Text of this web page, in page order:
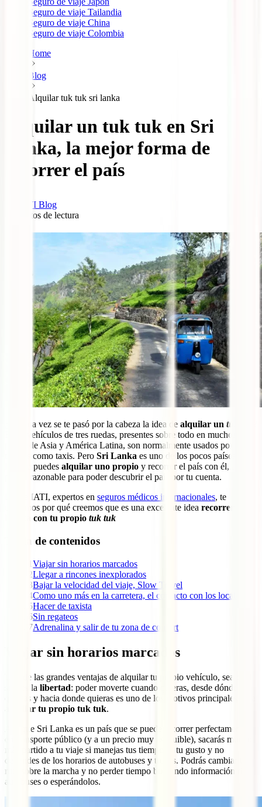
Seguro de viaje Tailandia
Seguro de viaje China
Seguro de viaje Colombia
Home
Blog
Alquilar tuk tuk sri lanka
Alquilar un tuk tuk en Sri
Lanka, la mejor forma de
recorrer el país
IATI Blog
minutos de lectura
¿Alguna vez se te pasó por la cabeza la idea de alquilar un tuk tuk
Estos vehículos de tres ruedas, presentes sobre todo en muchos
países de Asia y América Latina, son normalmente usados por los
turistas como taxis. Pero Sri Lanka es uno de los pocos países en
los que puedes alquilar uno propio y recorrer el país con él, a un
precio razonable para poder descubrir el país por tu cuenta.
Desde IATI, expertos en seguros médicos internacionales, te
contamos por qué creemos que es una excelente idea recorrer Sri
Lanka con tu propio tuk tuk
Tabla de contenidos
Viajar sin horarios marcados
2Llegar a rincones inexplorados
3Bajar la velocidad del viaje, Slow Travel
4Como uno más en la carretera, el contacto con los locales
5Hacer de taxista
6Sin regateos
7Adrenalina y salir de tu zona de confort
Viajar sin horarios marcados
Una de las grandes ventajas de alquilar tu propio vehículo, sea cual
sea, es la libertad: poder moverte cuando quieras, desde dónde
quieras y hacia donde quieras es uno de los motivos principales para
alquilar tu propio tuk tuk.
Aunque Sri Lanka es un país que se puede recorrer perfectamente
en transporte público (y a un precio muy asequible), sacarás mucho
más partido a tu viaje si manejas tus tiempos a tu gusto y no
dependes de los horarios de autobuses y trenes. Podrás cambiar tu
ruta sobre la marcha y no perder tiempo buscando información de
autobuses o esperándolos.